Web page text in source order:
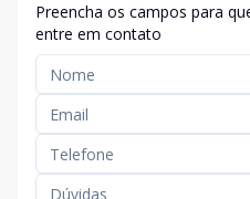
Preencha os campos para
entre em contato